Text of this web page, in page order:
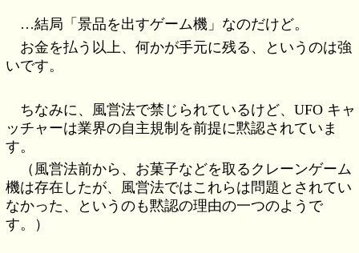
…結局「景品を出すゲーム機」なのだけど。
お金を払う以上、何かが手元に残る、というのは強
いです。
ちなみに、風営法で禁じられているけど、UFO キャ
ッチャーは業界の自主規制を前提に黙認されていま
す。
（風営法前から、お菓子などを取るクレーンゲーム
機は存在したが、風営法ではこれらは問題とされてい
なかった、というのも黙認の理由の一つのようで
す。）